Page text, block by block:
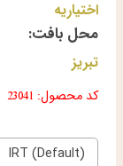
اختیاریه
محل بافت:
تبریز
کد محصول: 23041
IRT (Default)